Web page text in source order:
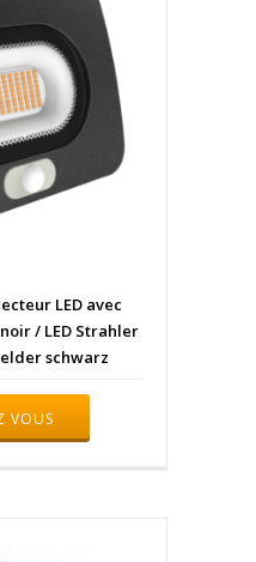
LED avec
/ LED Strahler
schwarz
VOUS